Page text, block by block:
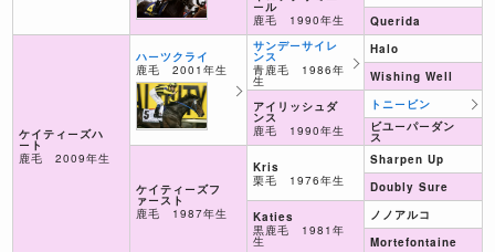
ケイティーズハ
ート
鹿毛 2009年生
ハーツクライ
鹿毛 2001年生
ケイティーズフ
ァースト
鹿毛 1987年生
ール
鹿毛 1990年生
サンデーサイレ
ンス
青鹿毛 1986年
生
アイリッシュダ
ンス
鹿毛 1990年生
Kris
栗毛 1976年生
Katies
黒鹿毛 1981年
生
Querida
Halo
Wishing Well
トニービン
ビユーパーダン
ス
Sharpen Up
Doubly Sure
ノノアルコ
Mortefontaine